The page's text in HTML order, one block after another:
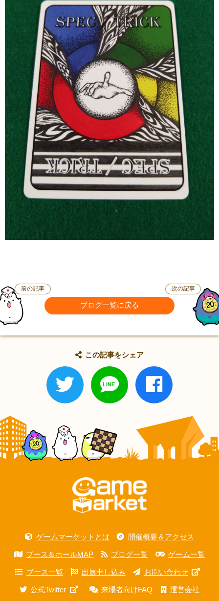
前の記事
ブログ一覧に戻る
次の記事
この記事をシェア
ゲームマーケットとは 開催概要＆アクセス
ブース＆ホールMAP ブログ一覧 ゲーム一覧
ブース一覧 出展申し込み お問い合わせ
公式Twitter 来場者向けFAQ 運営会社